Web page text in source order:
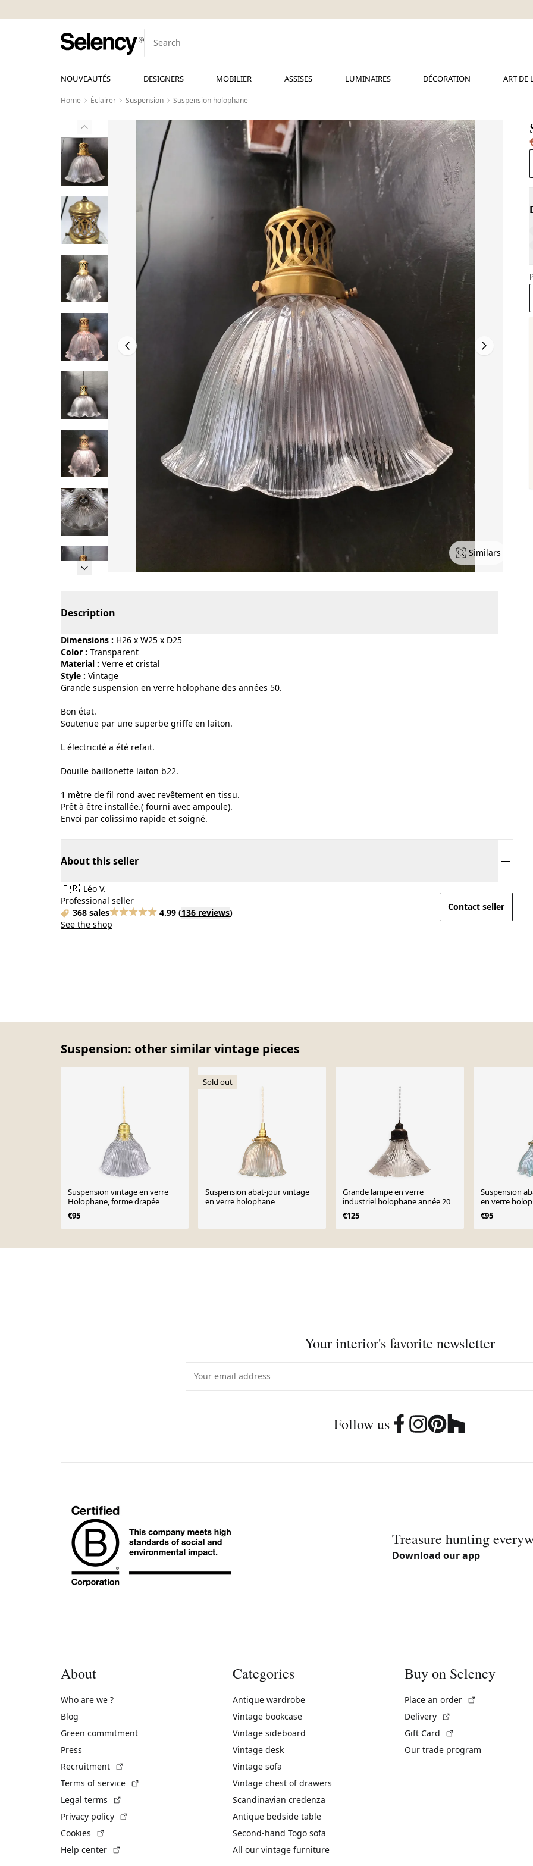
NOUVEAUTÉS DESIGNERS MOBILIER ASSISES LUMINAIRES DÉCORATION ART DE
Home Éclairer Suspension Suspension holophane
Similars
Description
Dimensions : H26 x W25 x D25
Color :
transparent
Material :
verre et cristal
Style :
vintage
Grande suspension en verre holophane des années 50.
Bon état.
Soutenue par une superbe griffe en laiton.
L électricité a été refait.
Douille baillonette laiton b22.
1 mètre de fil rond avec revêtement en tissu.
Prêt à être installée.( fourni avec ampoule).
Envoi par colissimo rapide et soigné.
About this seller
🇫🇷 Léo V.
Professional seller
368 sales
4.99 (136 reviews)
See the shop
Contact seller
Suspension: other similar vintage pieces
Suspension vintage en verre
Holophane, forme drapée
€95
Sold out
Suspension abat-jour vintage
en verre holophane
Grande lampe en verre
industriel holophane année 20
€125
Suspension
en verre
€95
Your interior's favorite newsletter
Follow us
Treasure hunting
Download our app
About
Who are we ?
Blog
Green commitment
Press
Recruitment
Terms of service
Legal terms
Privacy policy
Cookies
Help center
Categories
Antique wardrobe
Vintage bookcase
Vintage sideboard
Vintage desk
Vintage sofa
Vintage chest of drawers
Scandinavian credenza
Antique bedside table
Second-hand Togo sofa
All our vintage furniture
Buy on Selency
Place an order
Delivery
Gift Card
Our trade program